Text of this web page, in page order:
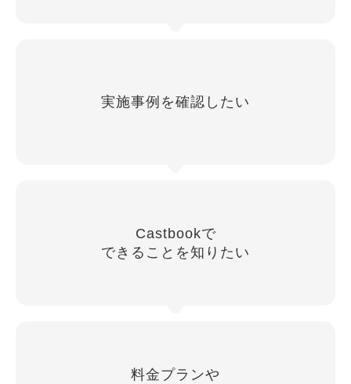
実施事例を確認したい
Castbookで
できることを知りたい
料金プランや